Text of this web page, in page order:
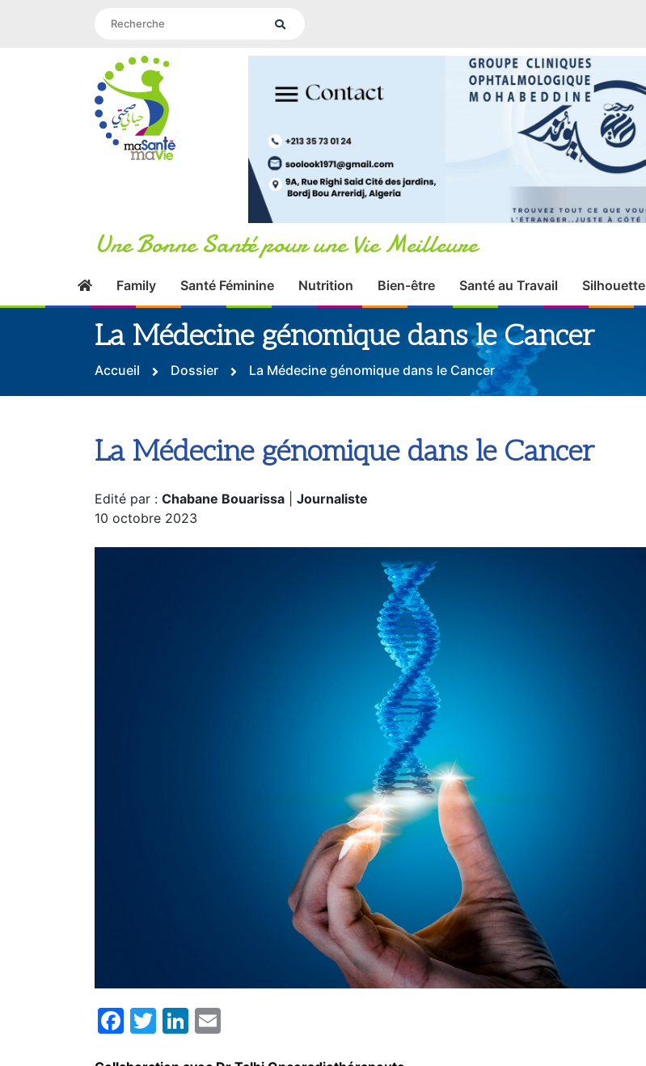
Une Bonne Santé pour une Vie Meilleure
Family Santé Féminine Nutrition Bien-être Santé au Travail Silhouette
La Médecine génomique dans le Cancer
Accueil Dossier La Médecine génomique dans le Cancer
La Médecine génomique dans le Cancer
Edité par : Chabane Bouarissa
Journaliste
10 octobre 2023
Facebook
TwitterLinkedIn